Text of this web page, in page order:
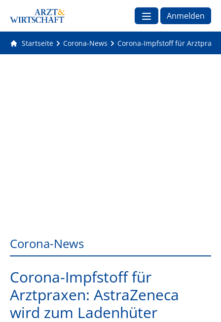
Anmelden
Startseite Corona-News Corona-Impfstoff für
Corona-News
Corona-Impfstoff für
Arztpraxen: AstraZeneca
wird zum Ladenhüter